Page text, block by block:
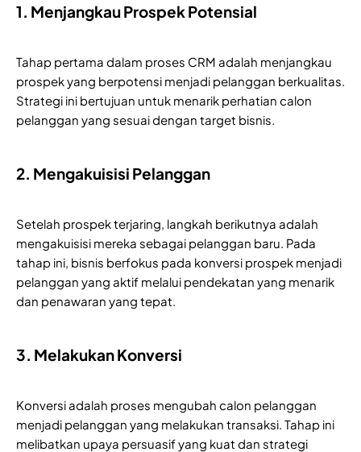
1. Menjangkau Prospek Potensial
Tahap pertama dalam proses CRM adalah menjangkau
prospek yang berpotensi menjadi pelanggan berkualitas.
Strategi ini bertujuan untuk menarik perhatian calon
pelanggan yang sesuai dengan target bisnis.
2. Mengakuisisi Pelanggan
Setelah prospek terjaring, langkah berikutnya adalah
mengakuisisi mereka sebagai pelanggan baru. Pada
tahap ini, bisnis berfokus pada konversi prospek menjadi
pelanggan yang aktif melalui pendekatan yang menarik
dan penawaran yang tepat.
3. Melakukan Konversi
Konversi adalah proses mengubah calon pelanggan
menjadi pelanggan yang melakukan transaksi. Tahap ini
melibatkan upaya persuasif yang kuat dan strategi